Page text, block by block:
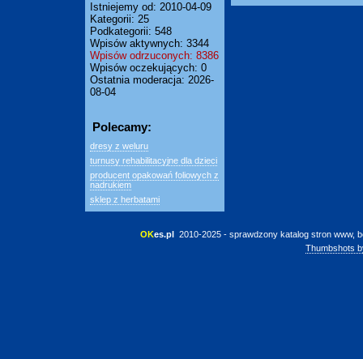
Istniejemy od: 2010-04-09
Kategorii: 25
Podkategorii: 548
Wpisów aktywnych: 3344
Wpisów odrzuconych: 8386
Wpisów oczekujących: 0
Ostatnia moderacja: 2026-
08-04
Polecamy:
dresy z weluru
turnusy rehabilitacyjne dla dzieci
producent opakowań foliowych z
nadrukiem
sklep z herbatami
OKes.pl 2010-2025 - sprawdzony katalog stron www,
Thumbshots